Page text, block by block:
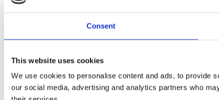
Consent
This website uses cookies
We use cookies to personalise content and ads, to provide
our social media, advertising and analytics partners who